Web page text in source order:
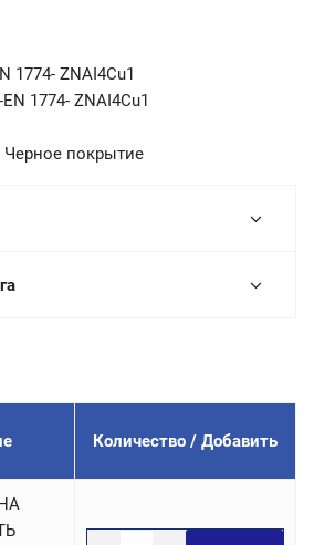
1774- ZNAI4Cu1
1774- ZNAI4Cu1
покрытие
Количество / Добавить